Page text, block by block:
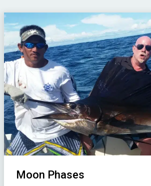
Moon Phases